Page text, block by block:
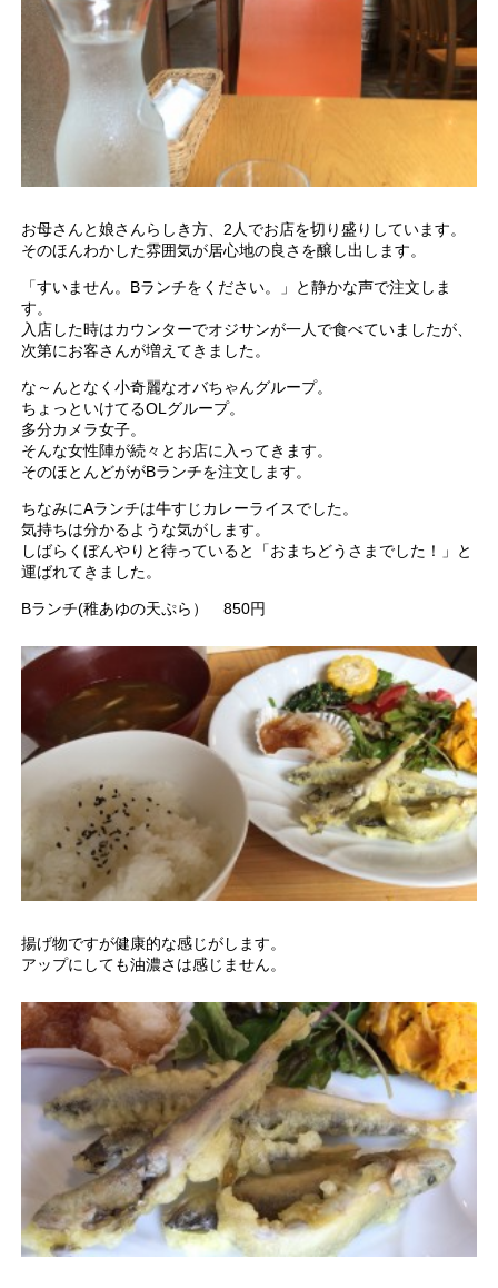
お母さんと娘さんらしき方、2人でお店を切り盛りしています。
そのほんわかした雰囲気が居心地の良さを醸し出します。
「すいません。Bランチをください。」と静かな声で注文しま
す。
入店した時はカウンターでオジサンが一人で食べていましたが、
次第にお客さんが増えてきました。
な～んとなく小奇麗なオバちゃんグループ。
ちょっといけてるOLグループ。
多分カメラ女子。
そんな女性陣が続々とお店に入ってきます。
そのほとんどががBランチを注文します。
ちなみにAランチは牛すじカレーライスでした。
気持ちは分かるような気がします。
しばらくぼんやりと待っていると「おまちどうさまでした！」と
運ばれてきました。
Bランチ(稚あゆの天ぷら） 850円
揚げ物ですが健康的な感じがします。
アップにしても油濃さは感じません。